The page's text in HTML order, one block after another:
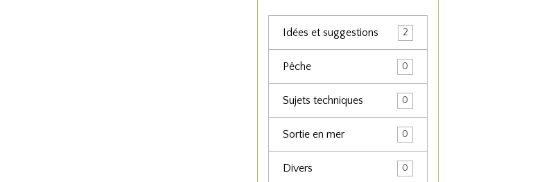
Idées et suggestions 2
Pêche 0
Sujets techniques 0
Sortie en mer 0
Divers 0